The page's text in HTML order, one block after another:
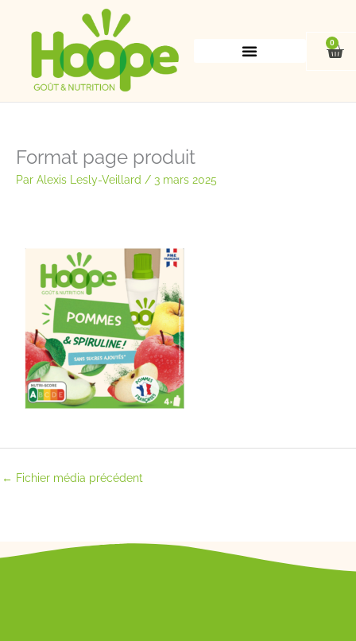
0
Format page produit
Par Alexis Lesly-Veillard / 3 mars 2025
← Fichier média précédent